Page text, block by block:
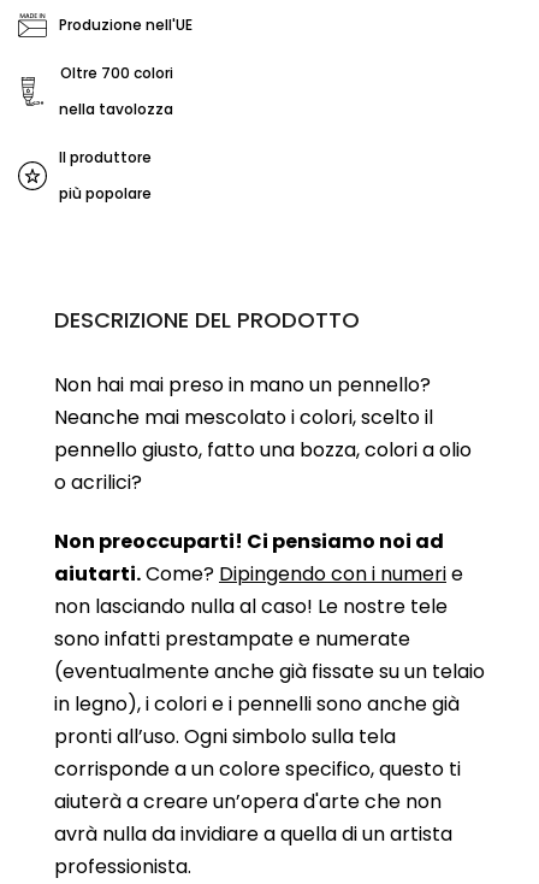
Produzione nell'UE
Oltre 700 colori
nella tavolozza
Il produttore
più popolare
DESCRIZIONE DEL PRODOTTO
Non hai mai preso in mano un pennello?
Neanche mai mescolato i colori, scelto il
pennello giusto, fatto una bozza, colori a olio
o acrilici?
Non preoccuparti! Ci pensiamo noi ad
aiutarti.Come? Dipingendo con i numerie
non lasciando nulla al caso! Le nostre tele
sono infatti prestampate e numerate
(eventualmente anche già fissate su un telaio
in legno), i colori e i pennelli sono anche già
pronti all’uso. Ogni simbolo sulla tela
corrisponde a un colore specifico, questo ti
aiuterà a creare un’opera d'arte che non
avrà nulla da invidiare a quella di un artista
professionista.